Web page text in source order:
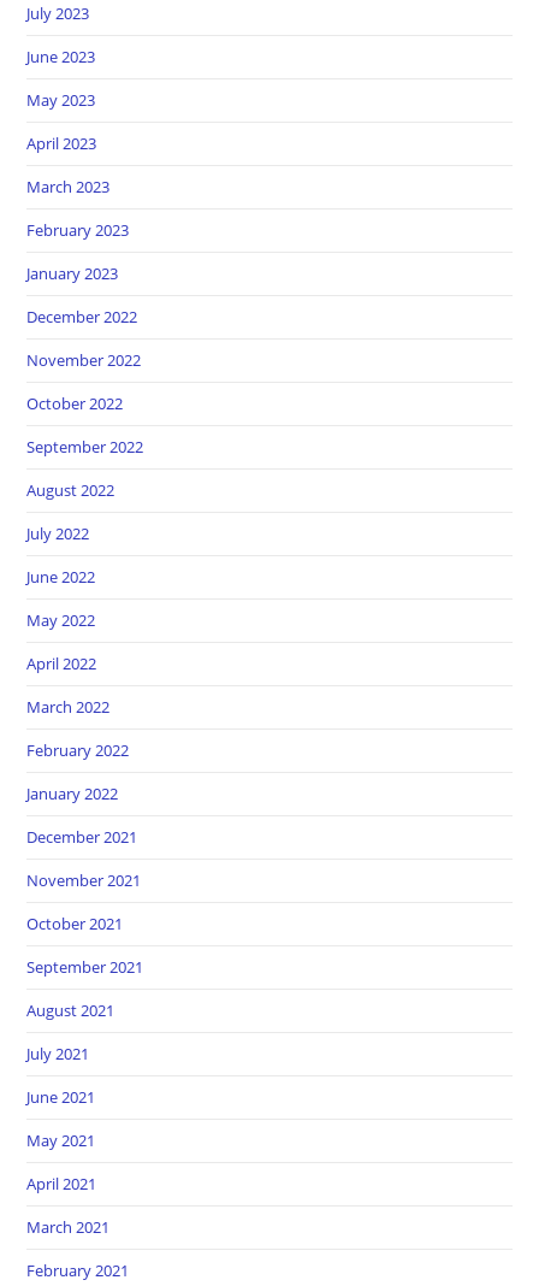
July 2023
June 2023
May 2023
April 2023
March 2023
February 2023
January 2023
December 2022
November 2022
October 2022
September 2022
August 2022
July 2022
June 2022
May 2022
April 2022
March 2022
February 2022
January 2022
December 2021
November 2021
October 2021
September 2021
August 2021
July 2021
June 2021
May 2021
April 2021
March 2021
February 2021